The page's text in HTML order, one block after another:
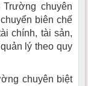
chuyên
biên chế
chính, tài sản,
lý theo quy
chuyên biệt